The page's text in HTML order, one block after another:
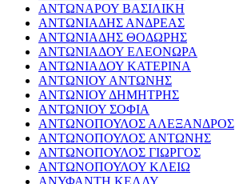
ΑΝΤΩΝΑΡΟΥ ΒΑΣΙΛΙΚΗ
ΑΝΤΩΝΙΑΔΗΣ ΑΝΔΡΕΑΣ
ΑΝΤΩΝΙΑΔΗΣ ΘΟΔΩΡΗΣ
ΑΝΤΩΝΙΑΔΟΥ ΕΛΕΟΝΩΡΑ
ΑΝΤΩΝΙΑΔΟΥ ΚΑΤΕΡΙΝΑ
ΑΝΤΩΝΙΟΥ ΑΝΤΩΝΗΣ
ΑΝΤΩΝΙΟΥ ΔΗΜΗΤΡΗΣ
ΑΝΤΩΝΙΟΥ ΣΟΦΙΑ
ΑΝΤΩΝΟΠΟΥΛΟΣ ΑΛΕΞΑΝΔΡΟΣ
ΑΝΤΩΝΟΠΟΥΛΟΣ ΑΝΤΩΝΗΣ
ΑΝΤΩΝΟΠΟΥΛΟΣ ΓΙΩΡΓΟΣ
ΑΝΤΩΝΟΠΟΥΛΟΥ ΚΛΕΙΩ